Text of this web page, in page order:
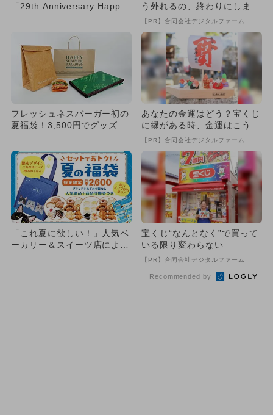
「29th Anniversary Happy
う外れるの、終わりにしませ
んか
【PR】合同会社デジタルファーム
フレッシュネスバーガー初の
夏福袋！3,500円でグッズ＆
あなたの金運はどう？宝くじ
に縁がある時、金運はこう変
わる
【PR】合同会社デジタルファーム
「これ夏に欲しい！」人気ベ
ーカリー＆スイーツ店による
宝くじ“なんとなく”で買って
いる限り変わらない
【PR】合同会社デジタルファーム
Recommended by